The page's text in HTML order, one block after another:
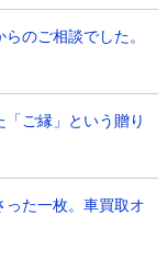
のご相談でした。
ご縁」という贈り
た一枚。車買取オ